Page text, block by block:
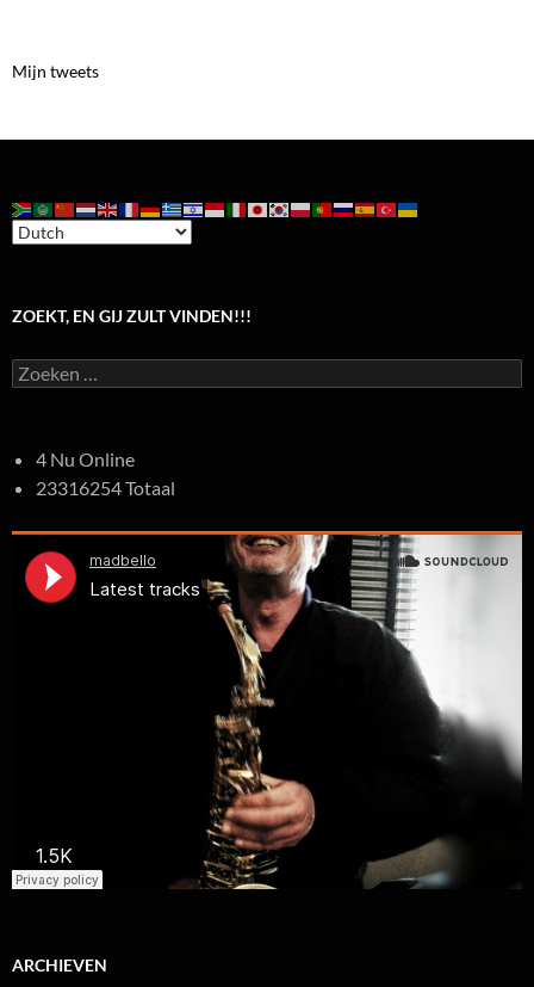
Mijn tweets
ZOEKT, EN GIJ ZULT VINDEN!!!
Zoeken
naar:
4 Nu Online
23316254 Totaal
ARCHIEVEN